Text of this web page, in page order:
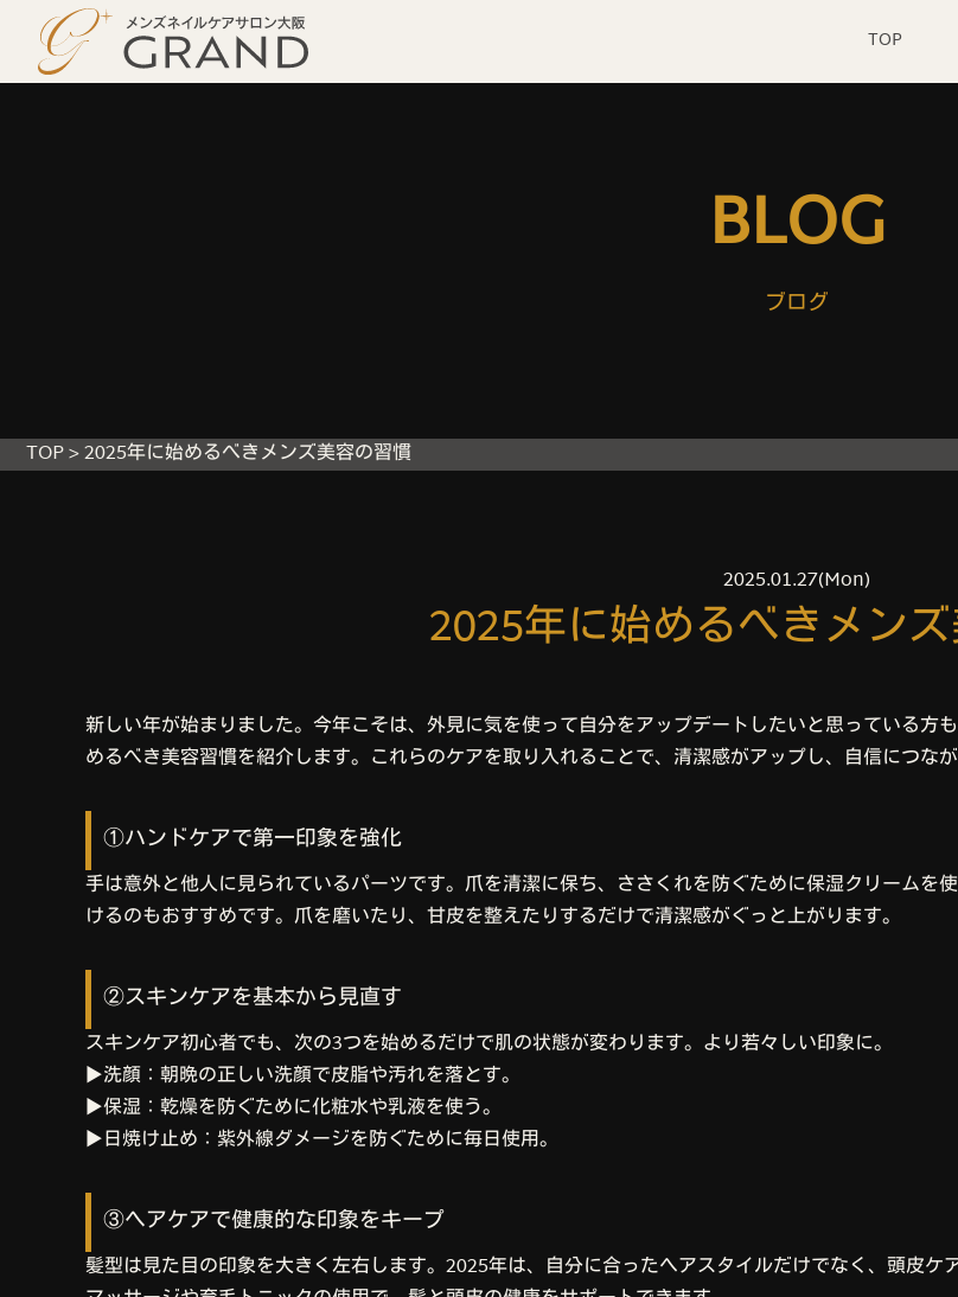
TOP
BLOG
ブログ
TOP>2025年に始めるべきメンズ美容の習慣
2025.01.27(Mon)
2025年に始めるべきメン
新しい年が始まりました。今年こそは、外見に気を使って自分をアップデートしたいと思っている
めるべき美容習慣を紹介します。これらのケアを取り入れることで、清潔感がアップし、自信につなが
①ハンドケアで第一印象を強化
手は意外と他人に見られているパーツです。爪を清潔に保ち、ささくれを防ぐために保湿クリーム
けるのもおすすめです。爪を磨いたり、甘皮を整えたりするだけで清潔感がぐっと上がります。
②スキンケアを基本から見直す
スキンケア初心者でも、次の3つを始めるだけで肌の状態が変わります。より若々しい印象に。
▶洗顔：朝晩の正しい洗顔で皮脂や汚れを落とす。
▶保湿：乾燥を防ぐために化粧水や乳液を使う。
▶日焼け止め：紫外線ダメージを防ぐために毎日使用。
③ヘアケアで健康的な印象をキープ
髪型は見た目の印象を大きく左右します。2025年は、自分に合ったヘアスタイルだけでなく、頭皮